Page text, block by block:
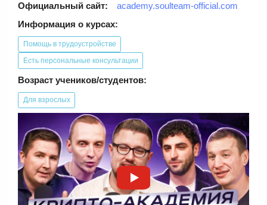
Официальный сайт:
academy.soulteam-official.com
Информация о курсах:
Помощь в трудоустройстве
Есть персональные консультации
Возраст учеников/студентов:
Для взрослых